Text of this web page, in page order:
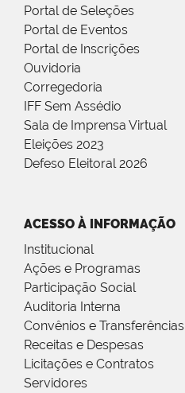
Portal de Seleções
Portal de Eventos
Portal de Inscrições
Ouvidoria
Corregedoria
IFF Sem Assédio
Sala de Imprensa Virtual
Eleições 2023
Defeso Eleitoral 2026
ACESSO À INFORMAÇÃO
Institucional
Ações e Programas
Participação Social
Auditoria Interna
Convênios e Transferências
Receitas e Despesas
Licitações e Contratos
Servidores